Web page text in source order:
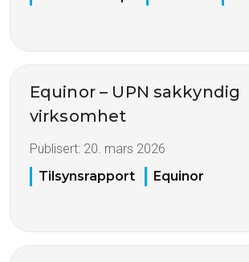
Equinor – UPN sakkyndig
virksomhet
Publisert: 20. mars 2026
Tilsynsrapport
Equinor